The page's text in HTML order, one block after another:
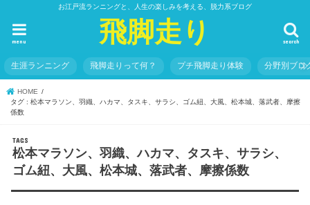
お江戸流ランニングと、人生の楽しみを考える、脱力系ブログ
飛脚走り search
menu
生涯ランニング 飛脚走りって何？ プチ飛脚走り体験 分野別ブロ
HOME
タグ : 松本マラソン、羽織、ハカマ、タスキ、サラシ、ゴム紐、大風、松本城、落武者、摩擦
係数
松本マラソン、羽織、ハカマ、タスキ、サラシ、
ゴム紐、大風、松本城、落武者、摩擦係数